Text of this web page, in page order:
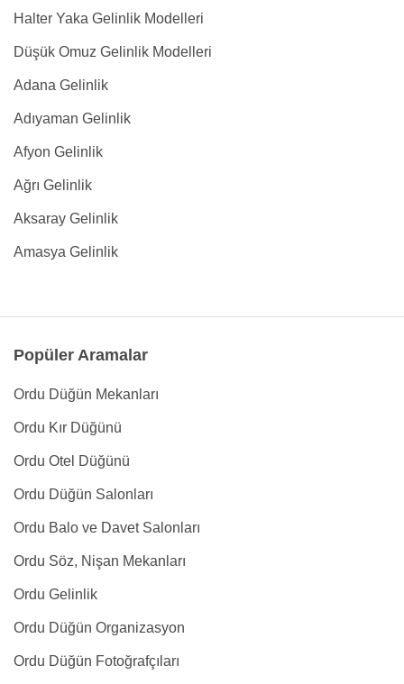
Halter Yaka Gelinlik Modelleri
Düşük Omuz Gelinlik Modelleri
Adana Gelinlik
Adıyaman Gelinlik
Afyon Gelinlik
Ağrı Gelinlik
Aksaray Gelinlik
Amasya Gelinlik
Popüler Aramalar
Ordu Düğün Mekanları
Ordu Kır Düğünü
Ordu Otel Düğünü
Ordu Düğün Salonları
Ordu Balo ve Davet Salonları
Ordu Söz, Nişan Mekanları
Ordu Gelinlik
Ordu Düğün Organizasyon
Ordu Düğün Fotoğrafçıları